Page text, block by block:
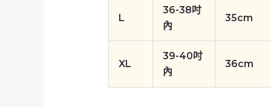
L
36-38吋
內
35cm
XL
39-40吋
內
36cm